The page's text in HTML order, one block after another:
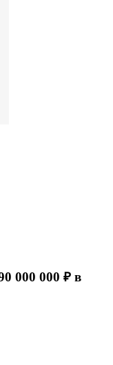
000 000 ₽ в